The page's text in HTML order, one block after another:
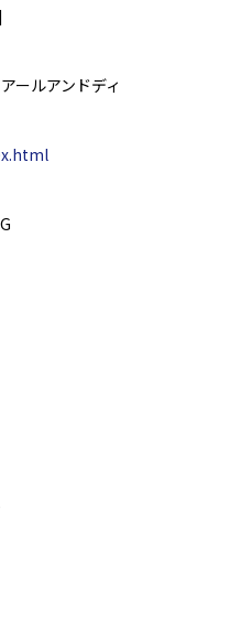
ールアンドディ